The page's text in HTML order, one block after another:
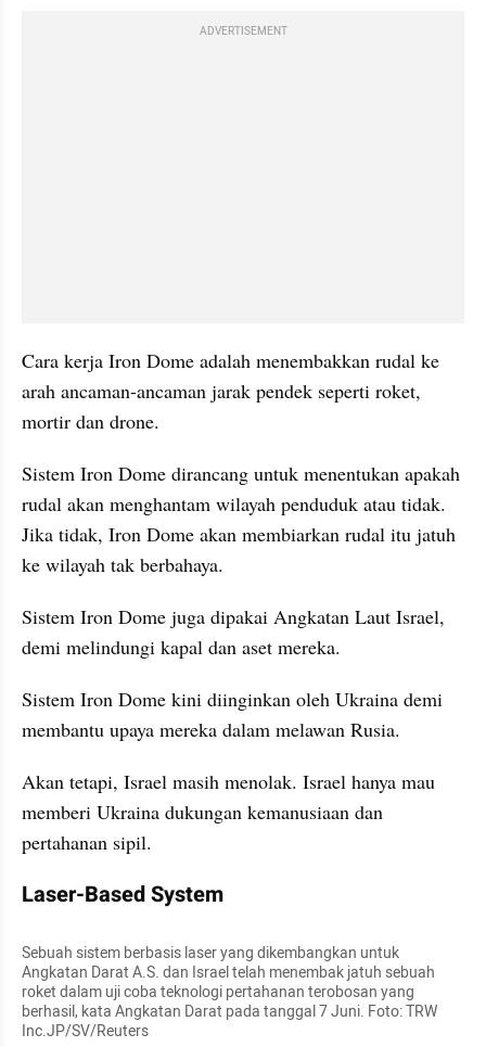
ADVERTISEMENT
Cara kerja Iron Dome adalah menembakkan rudal ke
arah ancaman-ancaman jarak pendek seperti roket,
mortir dan drone.
Sistem Iron Dome dirancang untuk menentukan apakah
rudal akan menghantam wilayah penduduk atau tidak.
Jika tidak, Iron Dome akan membiarkan rudal itu jatuh
ke wilayah tak berbahaya.
Sistem Iron Dome juga dipakai Angkatan Laut Israel,
demi melindungi kapal dan aset mereka.
Sistem Iron Dome kini diinginkan oleh Ukraina demi
membantu upaya mereka dalam melawan Rusia.
Akan tetapi, Israel masih menolak. Israel hanya mau
memberi Ukraina dukungan kemanusiaan dan
pertahanan sipil.
Laser-Based System
Sebuah sistem berbasis laser yang dikembangkan untuk
Angkatan Darat A.S. dan Israel telah menembak jatuh sebuah
roket dalam uji coba teknologi pertahanan terobosan yang
berhasil, kata Angkatan Darat pada tanggal 7 Juni. Foto: TRW
Inc.JP/SV/Reuters